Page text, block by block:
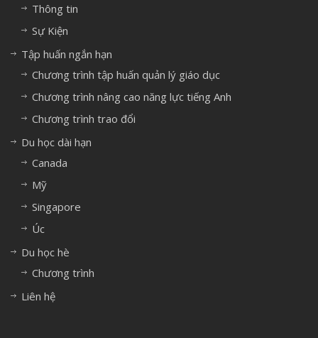
Thông tin
Sự Kiện
Tập huấn ngắn hạn
Chương trình tập huấn quản lý giáo dục
Chương trình nâng cao năng lực tiếng Anh
Chương trình trao đổi
Du học dài hạn
Canada
Mỹ
Singapore
Úc
Du học hè
Chương trình
Liên hệ